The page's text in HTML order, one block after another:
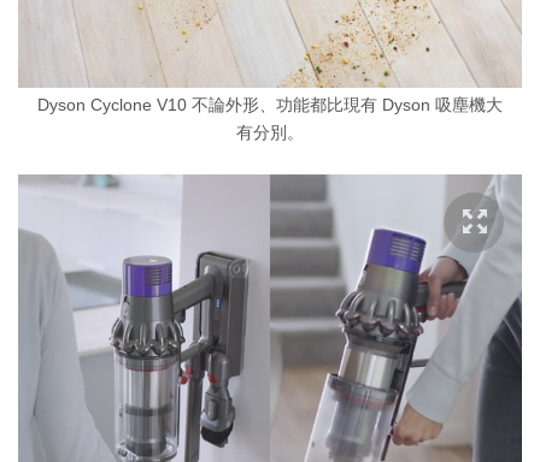
Dyson Cyclone V10 不論外形、功能都比現有 Dyson 吸塵機大
有分別。